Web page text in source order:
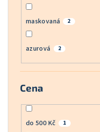
maskovaná 2
azurová 2
Cena
do 500 Kč 1